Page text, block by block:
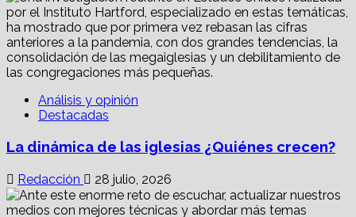
Análisis y opinión
Destacadas
La dinámica de las iglesias ¿Quiénes crecen?
Redacción 28 julio, 2026